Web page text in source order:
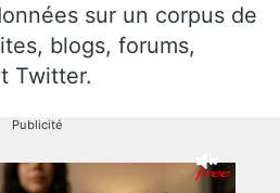
sur un corpus de
blogs, forums,
Twitter.
Publicité